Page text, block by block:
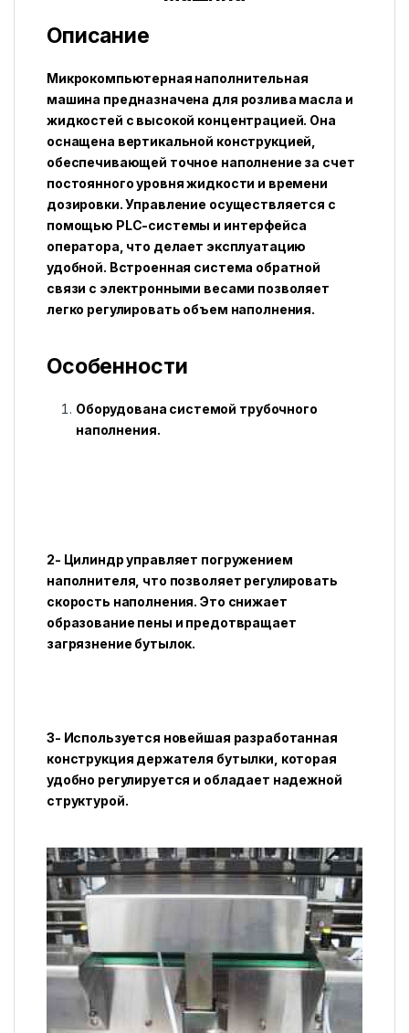
Описание
Микрокомпьютерная наполнительная
машина предназначена для розлива масла и
жидкостей с высокой концентрацией. Она
оснащена вертикальной конструкцией,
обеспечивающей точное наполнение за счет
постоянного уровня жидкости и времени
дозировки. Управление осуществляется с
помощью PLC-системы и интерфейса
оператора, что делает эксплуатацию
удобной. Встроенная система обратной
связи с электронными весами позволяет
легко регулировать объем наполнения.
Особенности
Оборудована системой трубочного
наполнения.
2- Цилиндр управляет погружением
наполнителя, что позволяет регулировать
скорость наполнения. Это снижает
образование пены и предотвращает
загрязнение бутылок.
3- Используется новейшая разработанная
конструкция держателя бутылки, которая
удобно регулируется и обладает надежной
структурой.